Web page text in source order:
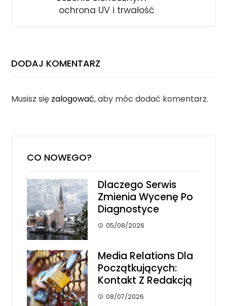
ochrona UV i trwałość
DODAJ KOMENTARZ
Musisz się zalogować, aby móc dodać komentarz.
CO NOWEGO?
Dlaczego Serwis
Zmienia Wycenę Po
Diagnostyce
05/08/2026
Media Relations Dla
Początkujących:
Kontakt Z Redakcją
08/07/2026